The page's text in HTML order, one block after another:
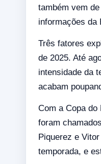
também vem
informações da
Três fatores
de 2025. Até
intensidade da
acabam
Com a Copa
foram
Piquerez e
temporada, e